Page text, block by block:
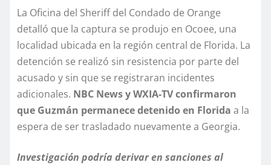
La Oficina del Sheriff del Condado de Orange
detalló que la captura se produjo en Ocoee, una
localidad ubicada en la región central de Florida. La
detención se realizó sin resistencia por parte del
acusado y sin que se registraran incidentes
adicionales. NBC News y WXIA-TV confirmaron
que Guzmán permanece detenido en Florida a la
espera de ser trasladado nuevamente a Georgia.
Investigación podría derivar en sanciones al